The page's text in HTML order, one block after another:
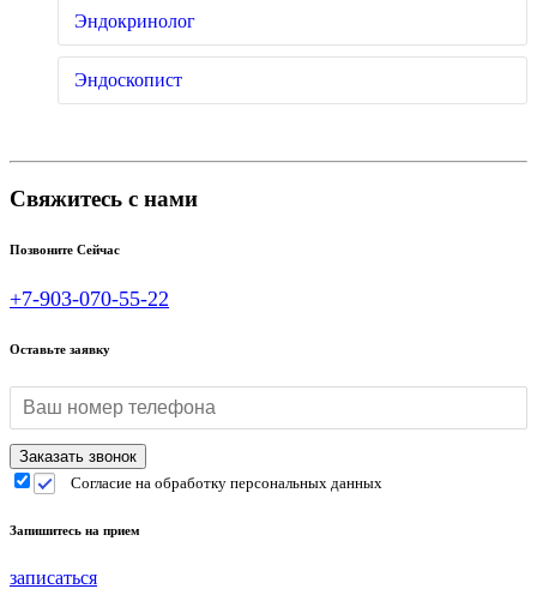
Эндокринолог
Эндоскопист
Свяжитесь с нами
Позвоните Сейчас
+7-903-070-55-22
Оставьте заявку
Согласие на обработку персональных данных
Запишитесь на прием
записаться